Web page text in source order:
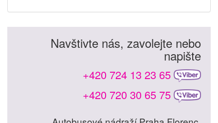
Navštivte nás, zavolejte nebo
napište
+420 724 13 23 65
+420 720 30 65 75